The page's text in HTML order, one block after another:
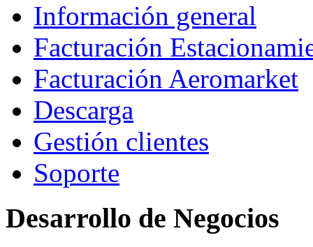
Información general
Facturación
Facturación Aeromarket
Descarga
Gestión clientes
Soporte
Desarrollo de Negocios